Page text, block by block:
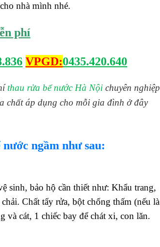
nhà mình nhé.
phí
VPGD:0435.420.640
thau rửa bể nước Hà Nội chuyên nghiệp
chất áp dụng cho mỗi gia đình ở đây
ngầm như sau:
sinh, bảo hộ cần thiết như: Khẩu trang,
Chất tẩy rửa, bột chống thấm (nếu là
và cát, 1 chiếc bay để chát xi, con lăn.